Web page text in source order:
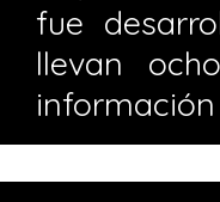
fue
llevan